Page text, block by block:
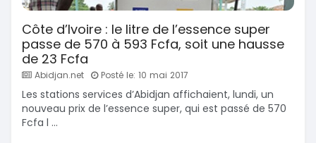
Côte d’Ivoire : le litre de l’essence super
passe de 570 à 593 Fcfa, soit une hausse
de 23 Fcfa
Abidjan.net Posté le: 10 mai 2017
Les stations services d’Abidjan affichaient, lundi, un
nouveau prix de l’essence super, qui est passé de 570
Fcfa l ...